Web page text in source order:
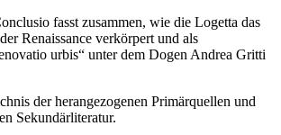
fasst zusammen, wie die Logetta das
Renaissance verkörpert und als
urbis“ unter dem Dogen Andrea Gritti
der herangezogenen Primärquellen und
Sekundärliteratur.